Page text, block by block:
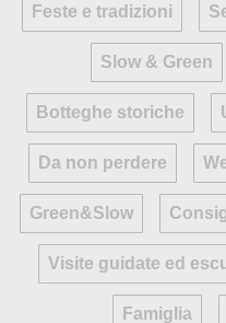
Feste e tradizioni
Slow & Green
Botteghe storiche
Da non perdere
Green&Slow
Visite guidate ed
Famiglia